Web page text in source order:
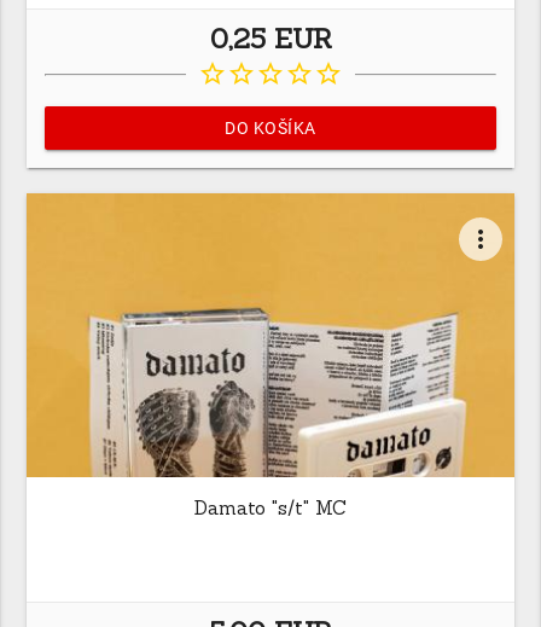
0,25 EUR
star_borderstar_borderstar_borderstar_borderstar_border
DO KOŠÍKA
more_vert
Damato "s/t" MC